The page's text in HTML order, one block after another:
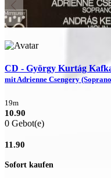
CD - György Kurtág
mit Adrienne Csengery
19m
10.90
0 Gebot(e)
11.90
Sofort kaufen